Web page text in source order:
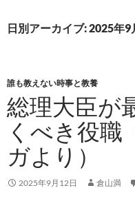
ッ
日別アーカイブ: 2025年9
誰も教えない時事と教養
総理大臣が
くべき役職
ガより）
2025年9月12日 倉山満